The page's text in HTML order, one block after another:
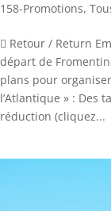
158-Promotions,
 Retour / Return
départ de
plans pour
l’Atlantique » : Des
réduction (cliquez...